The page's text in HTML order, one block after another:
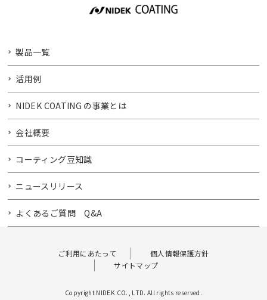
製品一覧
活用例
NIDEK COATING の事業とは
会社概要
コーティング豆知識
ニュースリリース
よくあるご質問 Q&A
ご利用にあたって
個人情報保護方針
サイトマップ
Copyright NIDEK CO., LTD. All rights reserved.